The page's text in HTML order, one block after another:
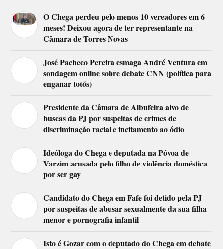
O Chega perdeu pelo menos 10 vereadores em 6
meses! Deixou agora de ter representante na
Câmara de Torres Novas
José Pacheco Pereira esmaga André Ventura em
sondagem online sobre debate CNN (política para
enganar totós)
Presidente da Câmara de Albufeira alvo de
buscas da PJ por suspeitas de crimes de
discriminação racial e incitamento ao ódio
Ideóloga do Chega e deputada na Póvoa de
Varzim acusada pelo filho de violência doméstica
por ser gay
Candidato do Chega em Fafe foi detido pela PJ
por suspeitas de abusar sexualmente da sua filha
menor e pornografia infantil
Isto é Gozar com o deputado do Chega em debate